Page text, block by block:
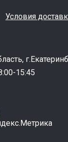
Условия
15:45